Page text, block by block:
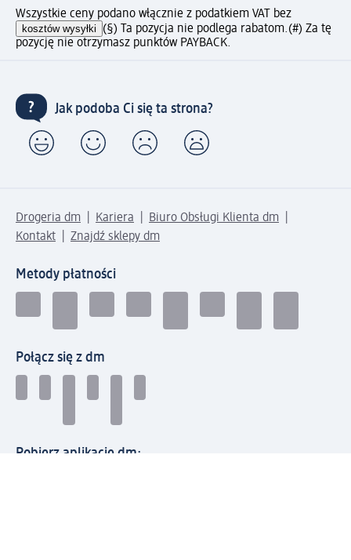
Wszystkie ceny podano włącznie z podatkiem VAT bez
kosztów wysyłki (§) Ta pozycja nie podlega rabatom.(#) Za tę
pozycję nie otrzymasz punktów PAYBACK.
Jak podoba Ci się ta strona?
Drogeria dm Kariera
Biuro Obsługi Klienta dm
Kontakt
Znajdź sklepy dm
Metody płatności
Połącz się z dm
Pobierz aplikację dm: